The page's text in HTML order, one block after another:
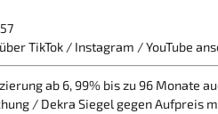
TikTok / Instagram / YouTube
ab 6, 99% bis zu 96 Monate
/ Dekra Siegel gegen Aufpreis